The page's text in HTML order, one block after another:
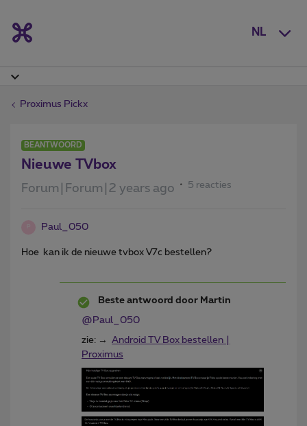
NL
Proximus Pickx
BEANTWOORD
Nieuwe TVbox
Forum|Forum|2 years ago 5 reacties
Paul_050
Hoe kan ik de nieuwe tvbox V7c bestellen?
Beste antwoord door Martin
@Paul_050
zie: → Android TV Box bestellen |
Proximus